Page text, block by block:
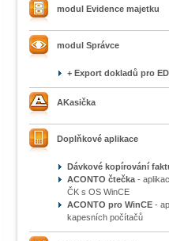
modul Evidence majetku
modul Správce
+ Export dokladů pro
AKasička
Doplňkové aplikace
Dávkové kopírování
ACONTO čtečka -
ČK s OS WinCE
ACONTO pro WinCE -
kapesních počítačů